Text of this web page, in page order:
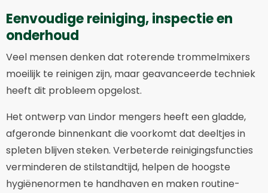
Eenvoudige reiniging, inspectie en
onderhoud
Veel mensen denken dat roterende trommelmixers
moeilijk te reinigen zijn, maar geavanceerde techniek
heeft dit probleem opgelost.
Het ontwerp van Lindor mengers heeft een gladde,
afgeronde binnenkant die voorkomt dat deeltjes in
spleten blijven steken. Verbeterde reinigingsfuncties
verminderen de stilstandtijd, helpen de hoogste
hygiënenormen te handhaven en maken routine-